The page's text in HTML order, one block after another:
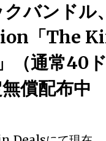
クバンドル
「The
（通常40
償配布中